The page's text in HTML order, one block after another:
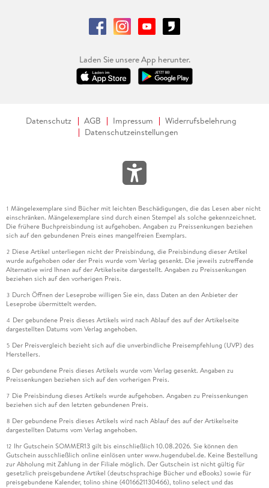
Laden Sie unsere App herunter.
Datenschutz AGB Impressum
Widerrufsbelehrung
Datenschutzeinstellungen
1 Mängelexemplare sind Bücher mit leichten Beschädigungen, die das Lesen aber nicht
einschränken. Mängelexemplare sind durch einen Stempel als solche gekennzeichnet.
Die frühere Buchpreisbindung ist aufgehoben. Angaben zu Preissenkungen beziehen
sich auf den gebundenen Preis eines mangelfreien Exemplars.
2 Diese Artikel unterliegen nicht der Preisbindung, die Preisbindung dieser Artikel
wurde aufgehoben oder der Preis wurde vom Verlag gesenkt. Die jeweils zutreffende
Alternative wird Ihnen auf der Artikelseite dargestellt. Angaben zu Preissenkungen
beziehen sich auf den vorherigen Preis.
3 Durch Öffnen der Leseprobe willigen Sie ein, dass Daten an den Anbieter der
Leseprobe übermittelt werden.
4 Der gebundene Preis dieses Artikels wird nach Ablauf des auf der Artikelseite
dargestellten Datums vom Verlag angehoben.
5 Der Preisvergleich bezieht sich auf die unverbindliche Preisempfehlung (UVP) des
Herstellers.
6 Der gebundene Preis dieses Artikels wurde vom Verlag gesenkt. Angaben zu
Preissenkungen beziehen sich auf den vorherigen Preis.
7 Die Preisbindung dieses Artikels wurde aufgehoben. Angaben zu Preissenkungen
beziehen sich auf den letzten gebundenen Preis.
8 Der gebundene Preis dieses Artikels wird nach Ablauf des auf der Artikelseite
dargestellten Datums vom Verlag angehoben.
12 Ihr Gutschein SOMMER13 gilt bis einschließlich 10.08.2026. Sie können den
Gutschein ausschließlich online einlösen unter www.hugendubel.de. Keine Bestellung
zur Abholung mit Zahlung in der Filiale möglich. Der Gutschein ist nicht gültig für
gesetzlich preisgebundene Artikel (deutschsprachige Bücher und eBooks) sowie für
preisgebundene Kalender, tolino shine (4016621130466), tolino select und das